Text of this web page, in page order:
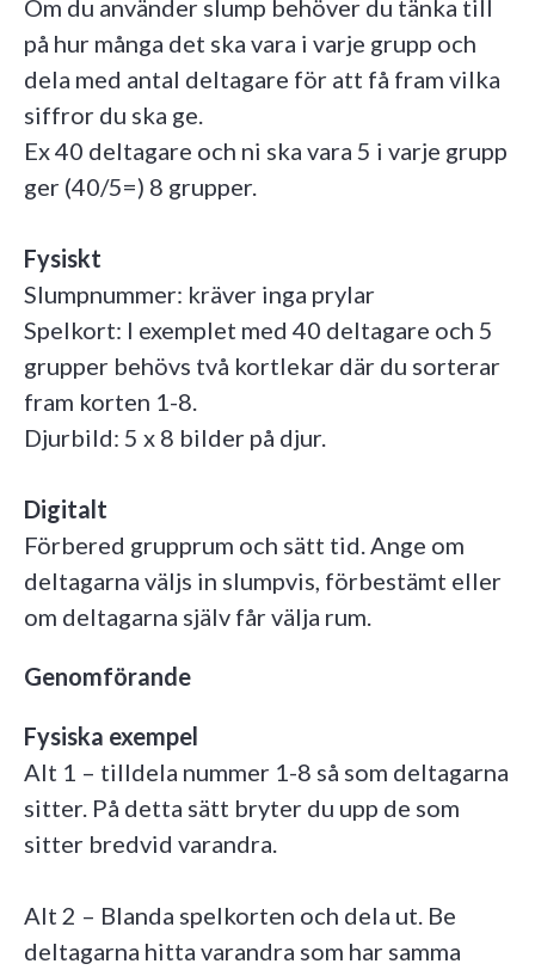
Om du använder slump behöver du tänka till
på hur många det ska vara i varje grupp och
dela med antal deltagare för att få fram vilka
siffror du ska ge.
Ex 40 deltagare och ni ska vara 5 i varje grupp
ger (40/5=) 8 grupper.
Fysiskt
Slumpnummer: kräver inga prylar
Spelkort: I exemplet med 40 deltagare och 5
grupper behövs två kortlekar där du sorterar
fram korten 1-8.
Djurbild: 5 x 8 bilder på djur.
Digitalt
Förbered grupprum och sätt tid. Ange om
deltagarna väljs in slumpvis, förbestämt eller
om deltagarna själv får välja rum.
Genomförande
Fysiska exempel
Alt 1 – tilldela nummer 1-8 så som deltagarna
sitter. På detta sätt bryter du upp de som
sitter bredvid varandra.
Alt 2 – Blanda spelkorten och dela ut. Be
deltagarna hitta varandra som har samma